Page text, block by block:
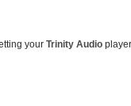
your Trinity Audio player